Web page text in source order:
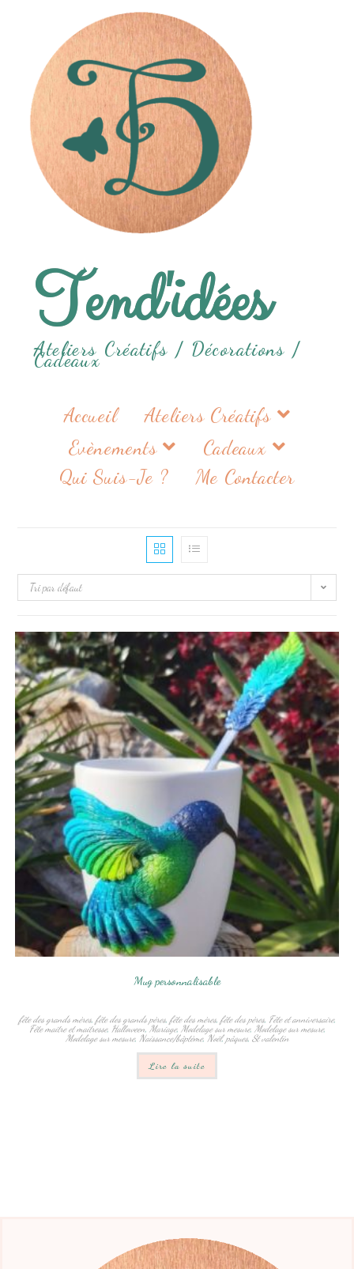
Tend'idées
Ateliers Créatifs / Décorations /
Cadeaux
Accueil
Ateliers Créatifs
Evènements
Cadeaux
Qui Suis-Je ?
Me Contacter
Tri par défaut
Mug personnalisable
fête des grands mères, fête des grands pères, fête des mères, fête des pères, Fête et anniversaire,
Fête maitre et maitresse, Halloween, Mariage, Modelage sur mesure, Modelage sur mesure,
Modelage sur mesure, Naissance/bâptème, Noël,pâques, St valentin
Lire la suite